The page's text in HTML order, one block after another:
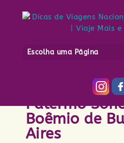
Escolha uma Página
Onde comer
Palermo
Boêmio de
Aires